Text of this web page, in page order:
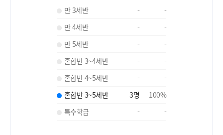
만 3세반 -
-
만 4세반
-
-
만 5세반
-
-
혼합반 3~4세반
-
-
혼합반 4~5세반
-
-
혼합반 3~5세반
3명 100%
특수학급
- -